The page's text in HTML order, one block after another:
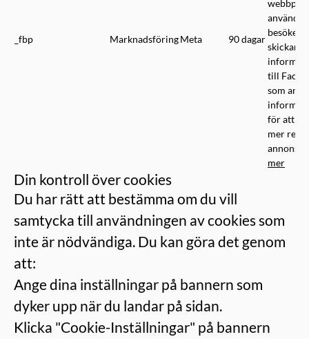
_fbp MarknadsföringMeta 90 dagar
besöker
skickar
till
som
för att
mer
mer
Din kontroll över cookies
Du har rätt att bestämma om du vill
samtycka till användningen av cookies som
inte är nödvändiga. Du kan göra det genom
att:
Ange dina inställningar på bannern som
dyker upp när du landar på sidan.
Klicka "Cookie-Inställningar" på bannern